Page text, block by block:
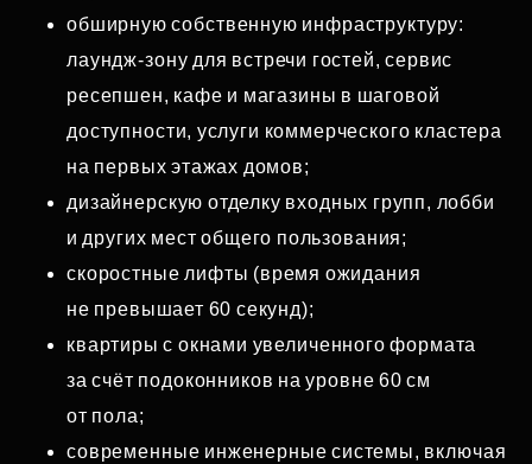
обширную собственную инфраструктуру:
лаундж‑зону для встречи гостей, сервис
ресепшен, кафе и магазины в шаговой
доступности, услуги коммерческого кластера
на первых этажах домов;
дизайнерскую отделку входных групп, лобби
и других мест общего пользования;
скоростные лифты (время ожидания
не превышает 60 секунд);
квартиры с окнами увеличенного формата
за счёт подоконников на уровне 60 см
от пола;
современные инженерные системы, включая